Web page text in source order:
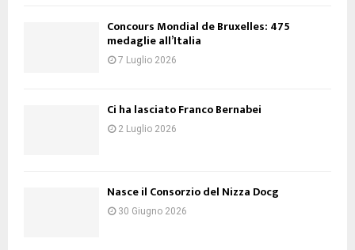
Concours Mondial de Bruxelles: 475
medaglie all’Italia
7 Luglio 2026
Ci ha lasciato Franco Bernabei
2 Luglio 2026
Nasce il Consorzio del Nizza Docg
30 Giugno 2026